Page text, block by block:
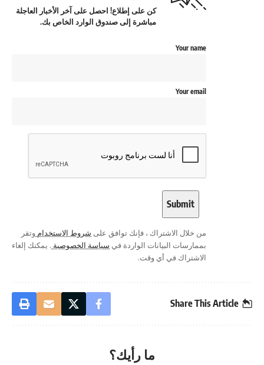
كن على إطلاع! احصل على آخر الأخبار العاجلة
مباشرة إلى صندوق الوارد الخاص بك.
Your name
Your email
من خلال الاشتراك ، فإنك توافق على شروط الاستخدام وتقر
بممارسات البيانات الواردة في سياسة الخصوصية . يمكنك إلغاء
الاشتراك في أي وقت.
Share This Article
ما رأيك؟